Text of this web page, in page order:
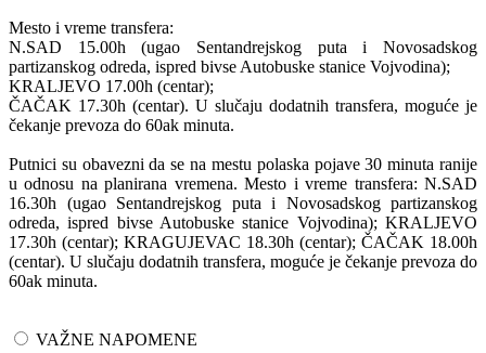
Mesto i vreme transfera:
N.SAD 15.00h (ugao Sentandrejskog puta i Novosadskog
partizanskog odreda, ispred bivse Autobuske stanice Vojvodina);
KRALJEVO 17.00h (centar);
ČAČAK 17.30h (centar). U slučaju dodatnih transfera, moguće je
čekanje prevoza do 60ak minuta.
Putnici su obavezni da se na mestu polaska pojave 30 minuta ranije
u odnosu na planirana vremena. Mesto i vreme transfera: N.SAD
16.30h (ugao Sentandrejskog puta i Novosadskog partizanskog
odreda, ispred bivse Autobuske stanice Vojvodina); KRALJEVO
17.30h (centar); KRAGUJEVAC 18.30h (centar); ČAČAK 18.00h
(centar). U slučaju dodatnih transfera, moguće je čekanje prevoza do
60ak minuta.
VAŽNE NAPOMENE